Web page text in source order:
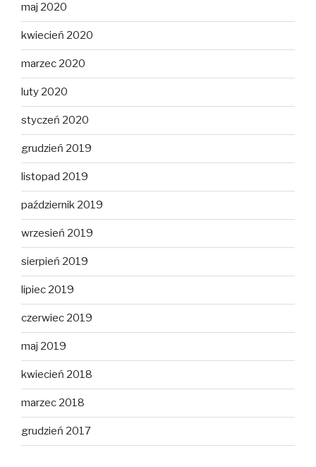
maj 2020
kwiecień 2020
marzec 2020
luty 2020
styczeń 2020
grudzień 2019
listopad 2019
październik 2019
wrzesień 2019
sierpień 2019
lipiec 2019
czerwiec 2019
maj 2019
kwiecień 2018
marzec 2018
grudzień 2017